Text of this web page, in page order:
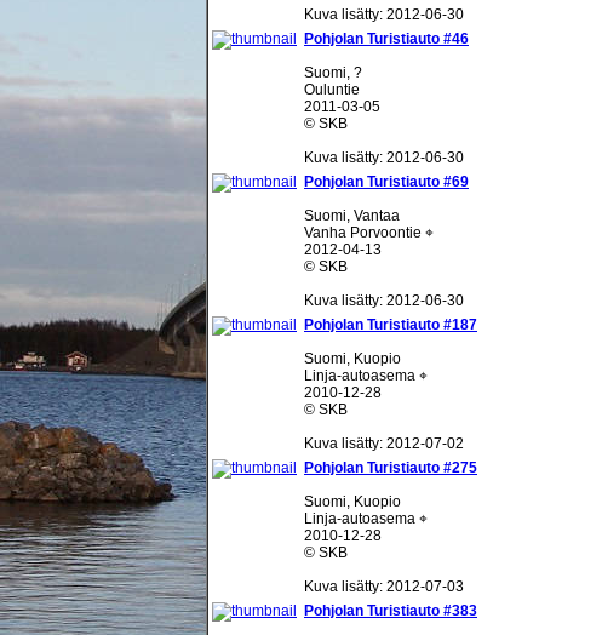
Kuva lisätty: 2012-06-30
Pohjolan Turistiauto #46
Suomi, ?
Ouluntie
2011-03-05
© SKB
Kuva lisätty: 2012-06-30
Pohjolan Turistiauto #69
Suomi, Vantaa
Vanha Porvoontie ⌖
2012-04-13
© SKB
Kuva lisätty: 2012-06-30
Pohjolan Turistiauto #187
Suomi, Kuopio
Linja-autoasema ⌖
2010-12-28
© SKB
Kuva lisätty: 2012-07-02
Pohjolan Turistiauto #275
Suomi, Kuopio
Linja-autoasema ⌖
2010-12-28
© SKB
Kuva lisätty: 2012-07-03
Pohjolan Turistiauto #383